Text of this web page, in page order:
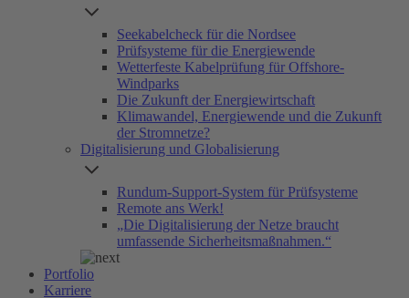
Seekabelcheck für die Nordsee
Prüfsysteme für die Energiewende
Wetterfeste Kabelprüfung für Offshore-
Windparks
Die Zukunft der Energiewirtschaft
Klimawandel, Energiewende und die Zukunft
der Stromnetze?
Digitalisierung und Globalisierung
Rundum-Support-System für Prüfsysteme
Remote ans Werk!
„Die Digitalisierung der Netze braucht
umfassende Sicherheitsmaßnahmen.“
Portfolio
Karriere